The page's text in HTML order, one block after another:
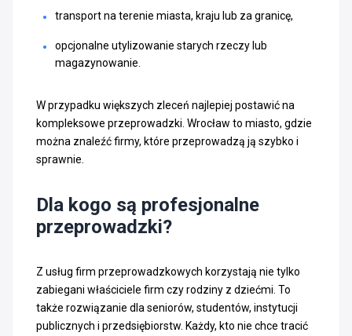
transport na terenie miasta, kraju lub za granicę,
opcjonalne utylizowanie starych rzeczy lub
magazynowanie.
W przypadku większych zleceń najlepiej postawić na
kompleksowe przeprowadzki. Wrocław to miasto, gdzie
można znaleźć firmy, które przeprowadzą ją szybko i
sprawnie.
Dla kogo są profesjonalne
przeprowadzki?
Z usług firm przeprowadzkowych korzystają nie tylko
zabiegani właściciele firm czy rodziny z dziećmi. To
także rozwiązanie dla seniorów, studentów, instytucji
publicznych i przedsiębiorstw. Każdy, kto nie chce tracić